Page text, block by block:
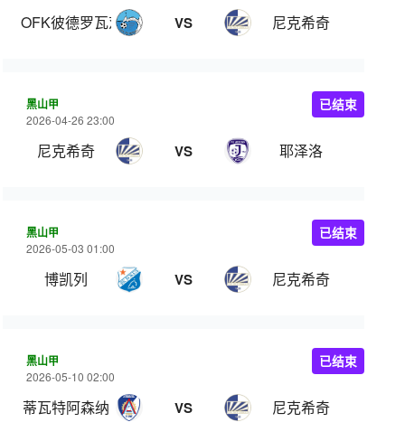
OFK彼德罗瓦茨 VS 尼克希奇
黑山甲
2026-04-26 23:00
尼克希奇 VS 耶泽洛
已结束
黑山甲
2026-05-03 01:00
博凯列 VS 尼克希奇
已结束
黑山甲
2026-05-10 02:00
蒂瓦特阿森纳 VS 尼克希奇
已结束